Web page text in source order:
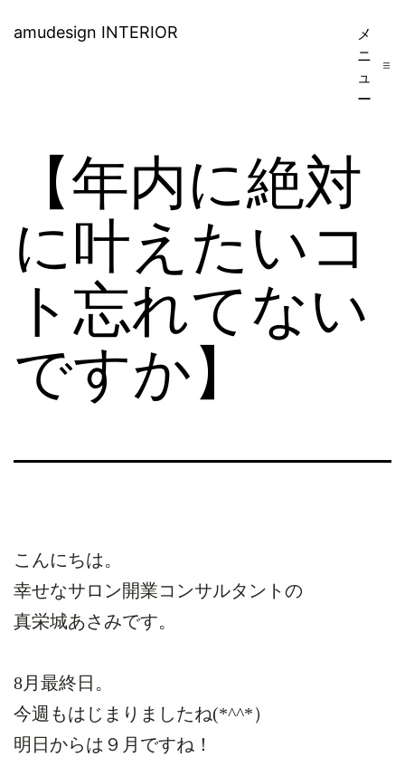
amudesign INTERIOR
メ
ニ
ュ
ー
【年内に絶対
に叶えたいコ
ト忘れてない
ですか】
こんにちは。
幸せなサロン開業コンサルタントの
真栄城あさみです。
8月最終日。
今週もはじまりましたね(*^^*）
明日からは９月ですね！